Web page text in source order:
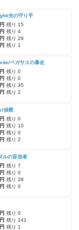
光の守り手
残り 15
残り 4
残り 29
残り 1
ペガサスの暴走
残り 0
残り 0
残り 35
残り 2
偵察
残り 0
残り 10
残り 0
残り 2
ルの盲信者
残り 7
残り 0
残り 28
残り 0
残り 0
残り 141
残り 1